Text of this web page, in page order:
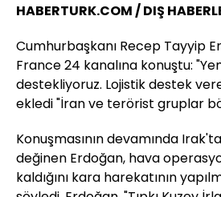
HABERTURK.COM / DIŞ
Cumhurbaşkanı Recep Tayyip
France 24 kanalına konuştu:
destekliyoruz. Lojistik destek
ekledi "İran ve terörist gruplar
Konuşmasının devamında
değinen Erdoğan, hava
kaldığını kara harekatının